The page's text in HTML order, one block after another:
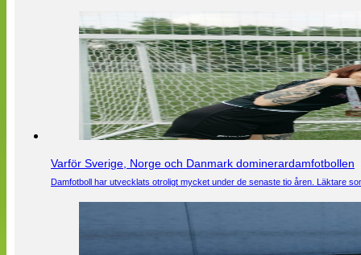
Varför Sverige, Norge och Danmark dominerardamfotbollen
Damfotboll har utvecklats otroligt mycket under de senaste tio åren. Läktare